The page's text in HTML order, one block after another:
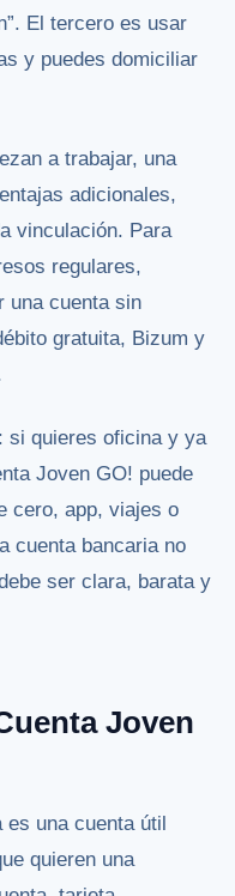
El tercero es usar
y puedes domiciliar
a trabajar, una
adicionales,
vinculación. Para
regulares,
una cuenta sin
gratuita, Bizum y
si quieres oficina y ya
Joven GO! puede
cero, app, viajes o
cuenta bancaria no
ser clara, barata y
Joven
una cuenta útil
quieren una